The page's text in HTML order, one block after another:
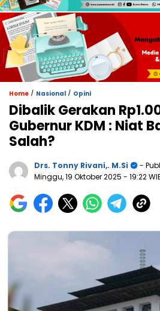
Home / Nasional / Opini
Dibalik Gerakan
Gubernur KDM : Niat
Salah?
Drs. Tonny Rivani,. M.Si
-
Minggu, 19 Oktober 2025 - 19:22